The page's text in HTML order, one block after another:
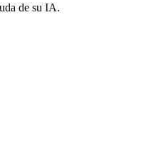
de su IA.